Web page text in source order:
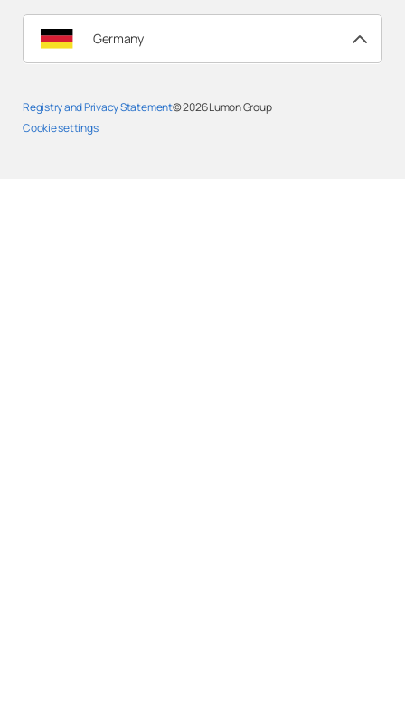
Germany
Registry and Privacy Statement
Cookie settings
© 2026Lumon Group